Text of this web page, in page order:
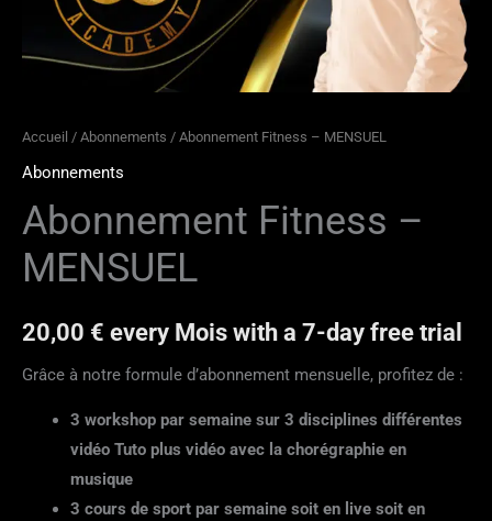
Accueil / Abonnements / Abonnement Fitness – MENSUEL
Abonnements
Abonnement Fitness –
MENSUEL
20,00 € every Mois with a 7-day free trial
Grâce à notre formule d’abonnement mensuelle, profitez de :
3 workshop par semaine sur 3 disciplines différentes
vidéo Tuto plus vidéo avec la chorégraphie en
musique
3 cours de sport par semaine soit en live soit en